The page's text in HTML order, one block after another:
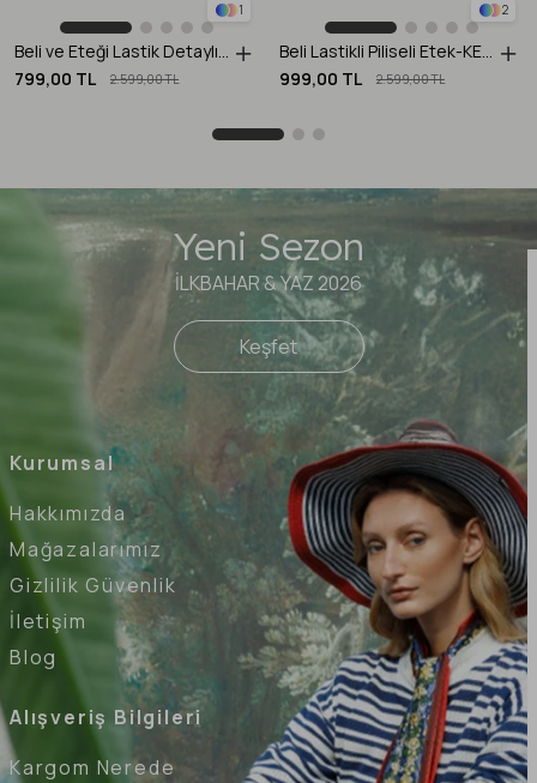
1
Beli ve Eteği Lastik Detaylı Keten Etek-CAMEL
799,00 TL
2.599,00 TL
2
Beli Lastikli Piliseli Etek-KEMIK
999,00 TL
2.599,00 TL
Kurumsal
Hakkımızda
Mağazalarımız
Gizlilik Güvenlik
İletişim
Blog
Alışveriş Bilgileri
Kargom Nerede
Yeni Sezon
İLKBAHAR & YAZ 2026
Keşfet